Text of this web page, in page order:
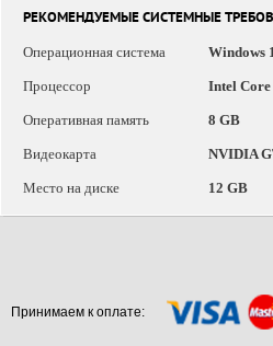
РЕКОМЕНДУЕМЫЕ СИСТЕМНЫЕ
Операционная система
Windows
Процессор Intel Core
Оперативная память 8 GB
Видеокарта NVIDIA
Место на диске 12 GB
Принимаем к оплате: